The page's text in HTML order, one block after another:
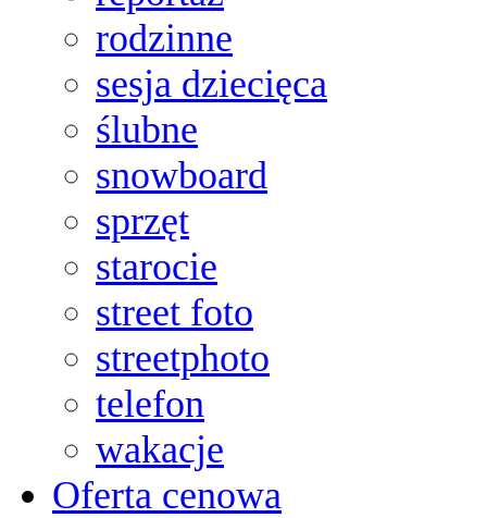
rodzinne
sesja dziecięca
ślubne
snowboard
sprzęt
starocie
street foto
streetphoto
telefon
wakacje
Oferta cenowa